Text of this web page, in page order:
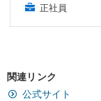
正社員
関連リンク
公式サイト